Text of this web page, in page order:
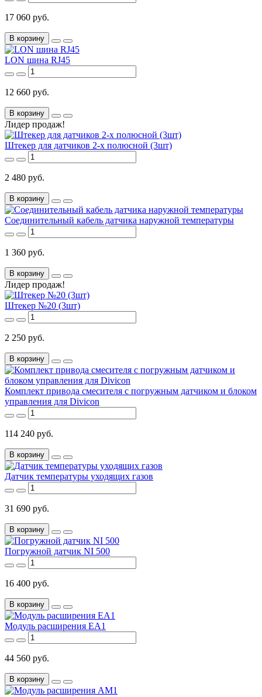
17 060 руб.
В корзину
LON шина RJ45
12 660 руб.
В корзину
Лидер продаж!
Штекер для датчиков 2-х полюсной (3шт)
2 480 руб.
В корзину
Соединительный кабель датчика наружной температуры
1 360 руб.
В корзину
Лидер продаж!
Штекер №20 (3шт)
2 250 руб.
В корзину
Комплект привода смесителя с погружным датчиком и блоком
управления для Divicon
114 240 руб.
В корзину
Датчик температуры уходящих газов
31 690 руб.
В корзину
Погружной датчик NI 500
16 400 руб.
В корзину
Модуль расширения EA1
44 560 руб.
В корзину